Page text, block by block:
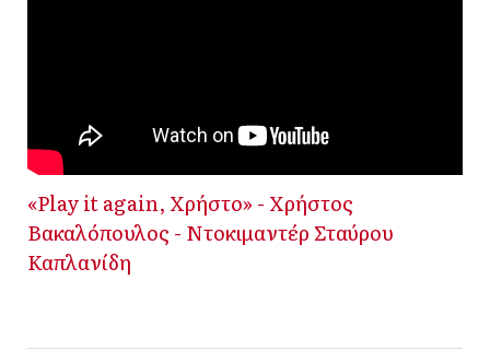
«Play it again, Χρήστο» - Χρήστος
Βακαλόπουλος - Ντοκιμαντέρ Σταύρου
Καπλανίδη